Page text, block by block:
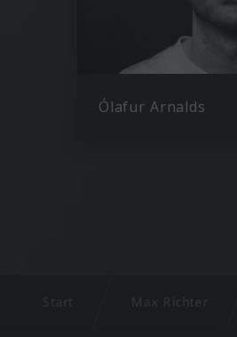
Ólafur Arnalds
Start Max Richter